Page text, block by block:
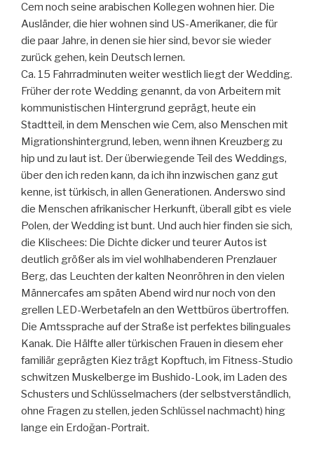
Cem noch seine arabischen Kollegen wohnen hier. Die
Ausländer, die hier wohnen sind US-Amerikaner, die für
die paar Jahre, in denen sie hier sind, bevor sie wieder
zurück gehen, kein Deutsch lernen.
Ca. 15 Fahrradminuten weiter westlich liegt der Wedding.
Früher der rote Wedding genannt, da von Arbeitern mit
kommunistischen Hintergrund geprägt, heute ein
Stadtteil, in dem Menschen wie Cem, also Menschen mit
Migrationshintergrund, leben, wenn ihnen Kreuzberg zu
hip und zu laut ist. Der überwiegende Teil des Weddings,
über den ich reden kann, da ich ihn inzwischen ganz gut
kenne, ist türkisch, in allen Generationen. Anderswo sind
die Menschen afrikanischer Herkunft, überall gibt es viele
Polen, der Wedding ist bunt. Und auch hier finden sie sich,
die Klischees: Die Dichte dicker und teurer Autos ist
deutlich größer als im viel wohlhabenderen Prenzlauer
Berg, das Leuchten der kalten Neonröhren in den vielen
Männercafes am späten Abend wird nur noch von den
grellen LED-Werbetafeln an den Wettbüros übertroffen.
Die Amtssprache auf der Straße ist perfektes bilinguales
Kanak. Die Hälfte aller türkischen Frauen in diesem eher
familiär geprägten Kiez trägt Kopftuch, im Fitness-Studio
schwitzen Muskelberge im Bushido-Look, im Laden des
Schusters und Schlüsselmachers (der selbstverständlich,
ohne Fragen zu stellen, jeden Schlüssel nachmacht) hing
lange ein Erdoğan-Portrait.